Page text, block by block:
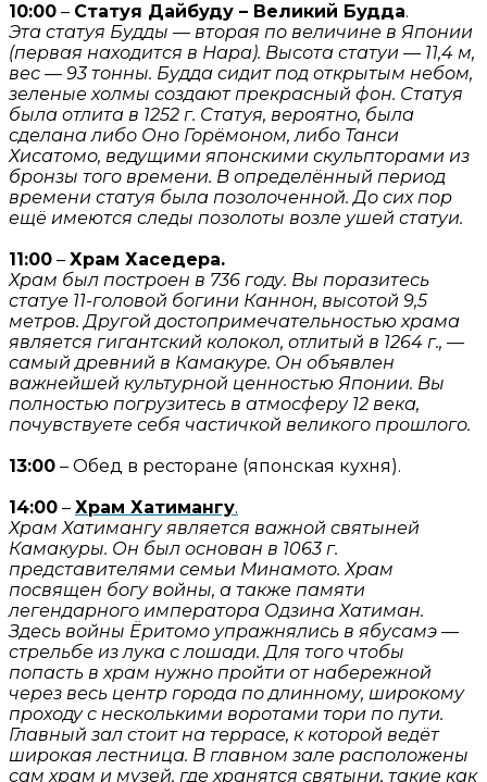
10:00 – Статуя Дайбуду – Великий Будда.
Эта статуя Будды — вторая по величине в Японии
(первая находится в Нара). Высота статуи — 11,4 м,
вес — 93 тонны. Будда сидит под открытым небом,
зеленые холмы создают прекрасный фон. Статуя
была отлита в 1252 г. Статуя, вероятно, была
сделана либо Оно Горёмоном, либо Танси
Хисатомо, ведущими японскими скульпторами из
бронзы того времени. В определённый период
времени статуя была позолоченной. До сих пор
ещё имеются следы позолоты возле ушей статуи.
11:00 – Храм Хаседера.
Храм был построен в 736 году. Вы поразитесь
статуе 11-головой богини Каннон, высотой 9,5
метров. Другой достопримечательностью храма
является гигантский колокол, отлитый в 1264 г., —
самый древний в Камакуре. Он объявлен
важнейшей культурной ценностью Японии. Вы
полностью погрузитесь в атмосферу 12 века,
почувствуете себя частичкой великого прошлого.
13:00 – Обед в ресторане (японская кухня).
14:00 – Храм Хатимангу.
Храм Хатимангу является важной святыней
Камакуры. Он был основан в 1063 г.
представителями семьи Минамото. Храм
посвящен богу войны, а также памяти
легендарного императора Одзина Хатиман.
Здесь войны Ёритомо упражнялись в ябусамэ —
стрельбе из лука с лошади. Для того чтобы
попасть в храм нужно пройти от набережной
через весь центр города по длинному, широкому
проходу с несколькими воротами тори по пути.
Главный зал стоит на террасе, к которой ведёт
широкая лестница. В главном зале расположены
сам храм и музей, где хранятся святыни, такие как